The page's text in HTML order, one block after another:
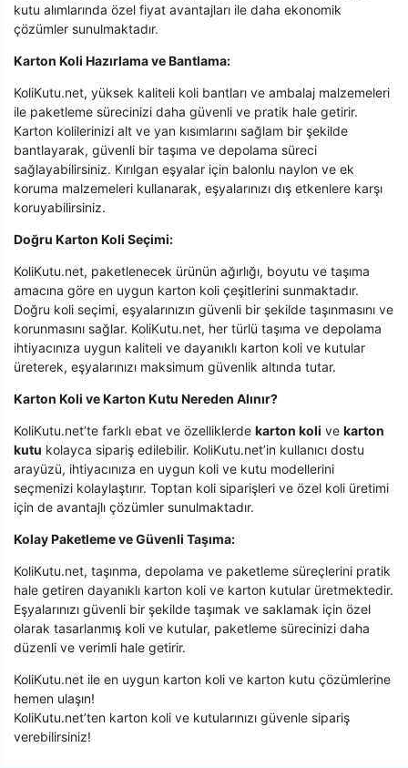
kutu alımlarında özel fiyat avantajları ile daha ekonomik
çözümler sunulmaktadır.
Karton Koli Hazırlama ve Bantlama:
KoliKutu.net, yüksek kaliteli koli bantları ve ambalaj malzemeleri
ile paketleme sürecinizi daha güvenli ve pratik hale getirir.
Karton kolilerinizi alt ve yan kısımlarını sağlam bir şekilde
bantlayarak, güvenli bir taşıma ve depolama süreci
sağlayabilirsiniz. Kırılgan eşyalar için balonlu naylon ve ek
koruma malzemeleri kullanarak, eşyalarınızı dış etkenlere karşı
koruyabilirsiniz.
Doğru Karton Koli Seçimi:
KoliKutu.net, paketlenecek ürünün ağırlığı, boyutu ve taşıma
amacına göre en uygun karton koli çeşitlerini sunmaktadır.
Doğru koli seçimi, eşyalarınızın güvenli bir şekilde taşınmasını ve
korunmasını sağlar. KoliKutu.net, her türlü taşıma ve depolama
ihtiyacınıza uygun kaliteli ve dayanıklı karton koli ve kutular
üreterek, eşyalarınızı maksimum güvenlik altında tutar.
Karton Koli ve Karton Kutu Nereden Alınır?
KoliKutu.net’te farklı ebat ve özelliklerde karton koli ve karton
kutu kolayca sipariş edilebilir. KoliKutu.net’in kullanıcı dostu
arayüzü, ihtiyacınıza en uygun koli ve kutu modellerini
seçmenizi kolaylaştırır. Toptan koli siparişleri ve özel koli üretimi
için de avantajlı çözümler sunulmaktadır.
Kolay Paketleme ve Güvenli Taşıma:
KoliKutu.net, taşınma, depolama ve paketleme süreçlerini pratik
hale getiren dayanıklı karton koli ve karton kutular üretmektedir.
Eşyalarınızı güvenli bir şekilde taşımak ve saklamak için özel
olarak tasarlanmış koli ve kutular, paketleme sürecinizi daha
düzenli ve verimli hale getirir.
KoliKutu.net ile en uygun karton koli ve karton kutu çözümlerine
hemen ulaşın!
KoliKutu.net’ten karton koli ve kutularınızı güvenle sipariş
verebilirsiniz!